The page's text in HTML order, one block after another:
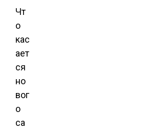
Чт
о
кас
ает
ся
но
вог
о
са